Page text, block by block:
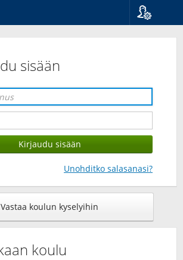
sisään
Unohditko salasanasi?
Vastaa koulun kyselyihin
koulu